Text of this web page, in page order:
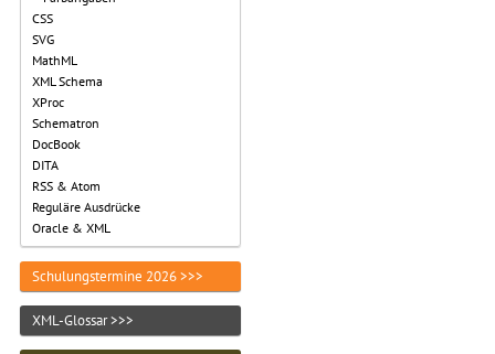
CSS
SVG
MathML
XML Schema
XProc
Schematron
DocBook
DITA
RSS & Atom
Reguläre Ausdrücke
Oracle & XML
Schulungstermine 2026 >>>
XML-Glossar >>>